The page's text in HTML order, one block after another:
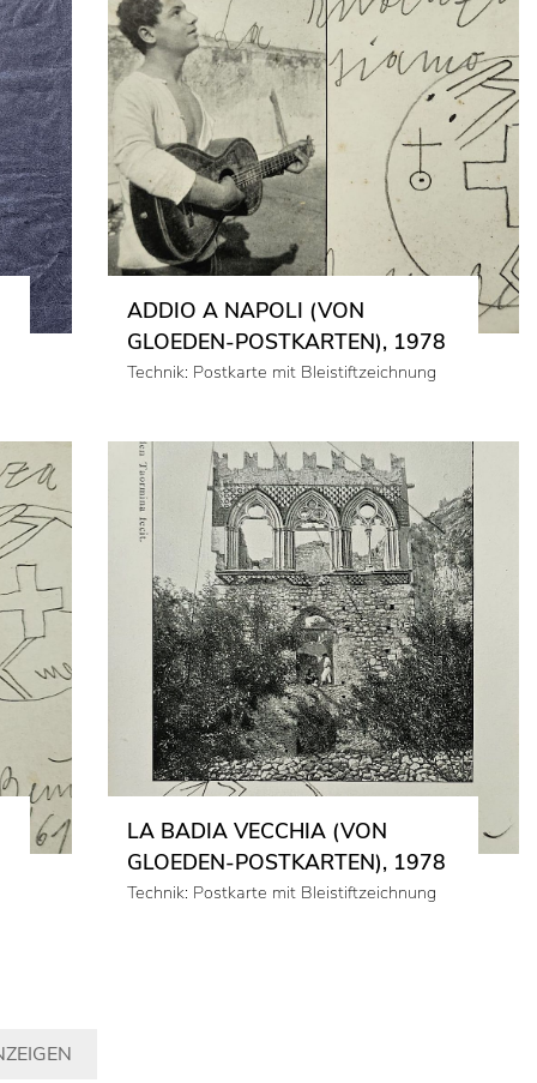
ADDIO A NAPOLI (VON
GLOEDEN-POSTKARTEN), 1978
Technik: Postkarte mit Bleistiftzeichnung
LA BADIA VECCHIA (VON
GLOEDEN-POSTKARTEN), 1978
Technik: Postkarte mit Bleistiftzeichnung